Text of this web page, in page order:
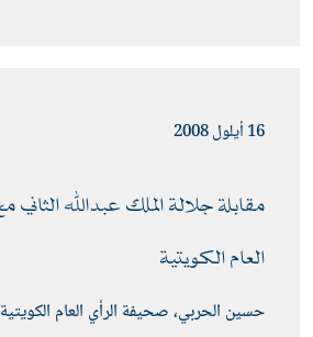
16 أيلول 2008
العام الكويتية
حسين الحربي، صحيفة الرأي العام الكويتية